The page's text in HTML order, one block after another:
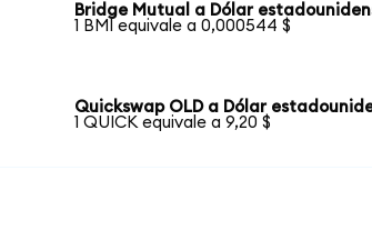
Bridge Mutual a Dólar
1 BMI equivale a 0,000544 $
Quickswap OLD a Dólar
1 QUICK equivale a 9,20 $